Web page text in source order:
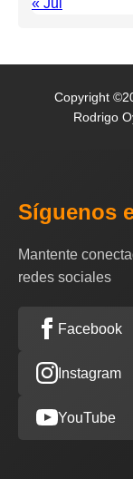
« Jul
Copyright
Rodrigo
Síguenos
Mantente
redes sociales
Facebook
Instagram
YouTube